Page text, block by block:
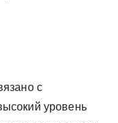
с
уровень